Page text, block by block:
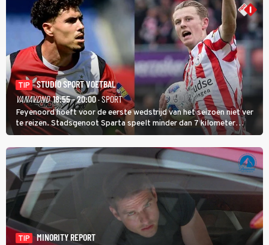
TIP
STUDIO SPORT VOETBAL
VANAVOND 18:55 - 20:00· SPORT
Feyenoord hoeft voor de eerste wedstrijd van het seizoen niet ver
te reizen. Stadsgenoot Sparta speelt minder dan 7 kilometer
verderop. Feyenoord trok de Spaanse spits Nacho Ferri aan van
KVC Westerlo uit België.
TIP
MINORITY REPORT